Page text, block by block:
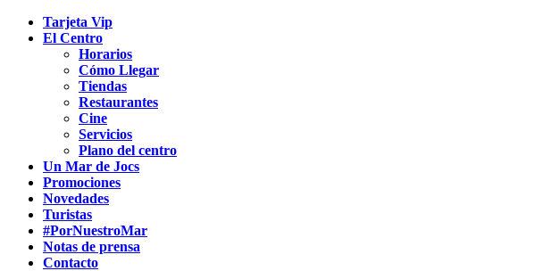
Tarjeta Vip
El Centro
Horarios
Cómo Llegar
Tiendas
Restaurantes
Cine
Servicios
Plano del centro
Un Mar de Jocs
Promociones
Novedades
Turistas
#PorNuestroMar
Notas de prensa
Contacto